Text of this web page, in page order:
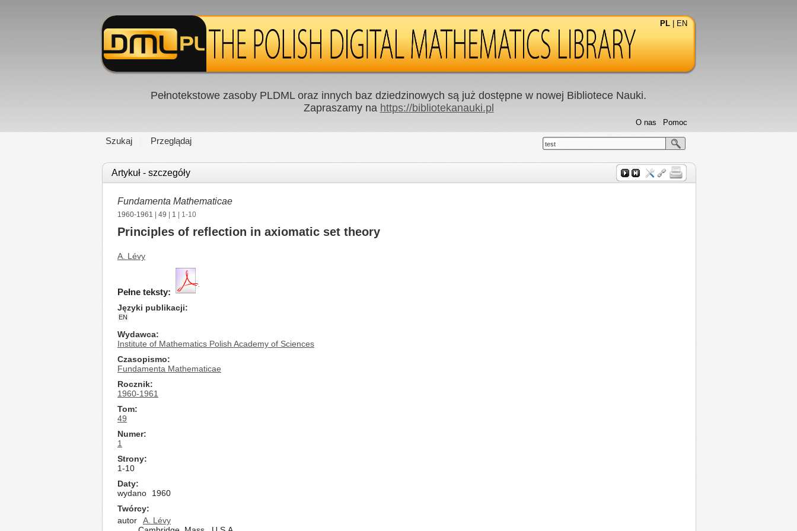
PL EN
Pełnotekstowe zasoby PLDML oraz innych baz dziedzinowych są już dostępne w nowej Bibliotece Nauki.
Zapraszamy na https://bibliotekanauki.pl
Szukaj Przeglądaj
Pomoc
O nas
test
Artykuł - szczegóły
Fundamenta Mathematicae
1960-1961 49 1 | 1-10
Principles of reflection in axiomatic set theory
A. Lévy
Pełne teksty:
Języki publikacji
EN
Wydawca
Institute of Mathematics Polish Academy of Sciences
Czasopismo
Fundamenta Mathematicae
Rocznik
1960-1961
Tom
49
Numer
1
Strony
1-10
Daty
wydano
1960
Twórcy
autor
A. Lévy